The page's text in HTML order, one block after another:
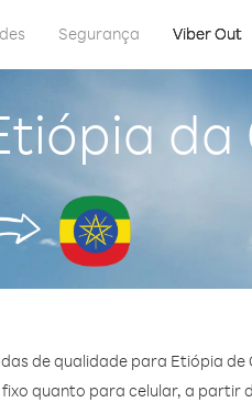
Segurança Viber Out
da
de qualidade para Etiópia de
quanto para celular, a partir